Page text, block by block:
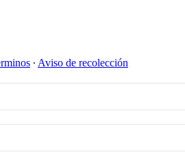
∙ Aviso de recolección